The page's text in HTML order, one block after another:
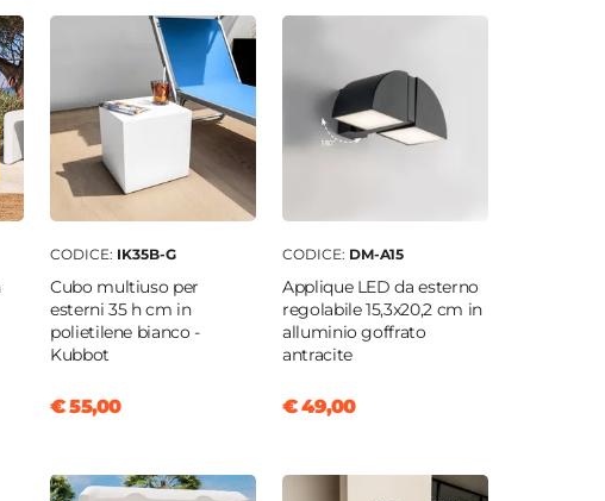
CODICE: IK35B-G
Cubo multiuso per
esterni 35 h cm in
polietilene bianco -
Kubbot
€ 55,00
CODICE: DM-A15
Applique LED da esterno
regolabile 15,3x20,2 cm in
alluminio goffrato
antracite
€ 49,00